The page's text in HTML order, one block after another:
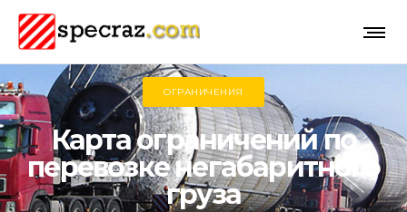
ОГРАНИЧЕНИЯ
Карта ограничений по
перевозке негабаритного
груза